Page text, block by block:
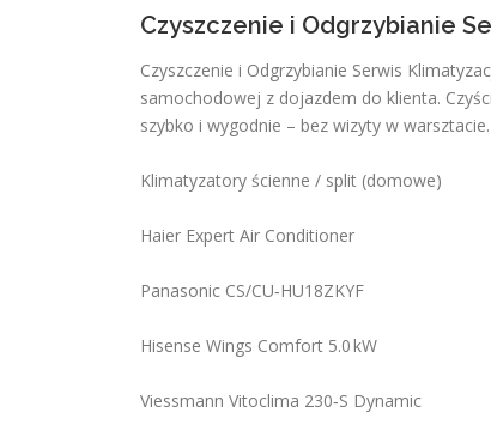
Czyszczenie i Odgrzybianie
Czyszczenie i Odgrzybianie Serwis
samochodowej z dojazdem do klienta.
szybko i wygodnie – bez wizyty w warsztacie.
Klimatyzatory ścienne / split (domowe)
Haier Expert Air Conditioner
Panasonic CS/CU‑HU18ZKYF
Hisense Wings Comfort 5.0 kW
Viessmann Vitoclima 230‑S Dynamic